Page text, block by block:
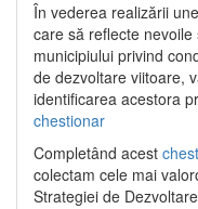
În vederea realizării
care să reflecte
municipiului privind
de dezvoltare viitoare,
identificarea acestora
chestionar
Completând acest
colectam cele mai
Strategiei de